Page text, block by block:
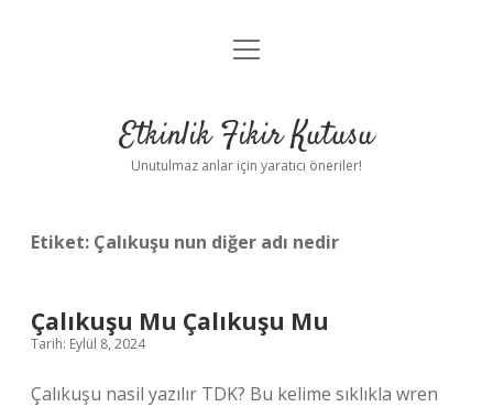
Anasayfa
Yasal Uyarı
menüyü
Etkinlik Fikir Kutusu
Unutulmaz anlar için yaratıcı öneriler!
Etiket: Çalıkuşu nun diğer adı nedir
Çalıkuşu Mu Çalıkuşu Mu
Tarih: Eylül 8, 2024
Çalıkuşu nasil yazılır TDK? Bu kelime sıklıkla wren